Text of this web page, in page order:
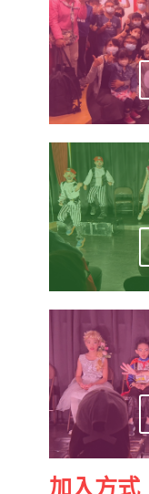
加入方式